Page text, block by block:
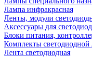
Лампа инфракрасная
Ленты, модули
Аксессуары для
Блоки питания,
Комплекты светодиодной
Лента светодиодная